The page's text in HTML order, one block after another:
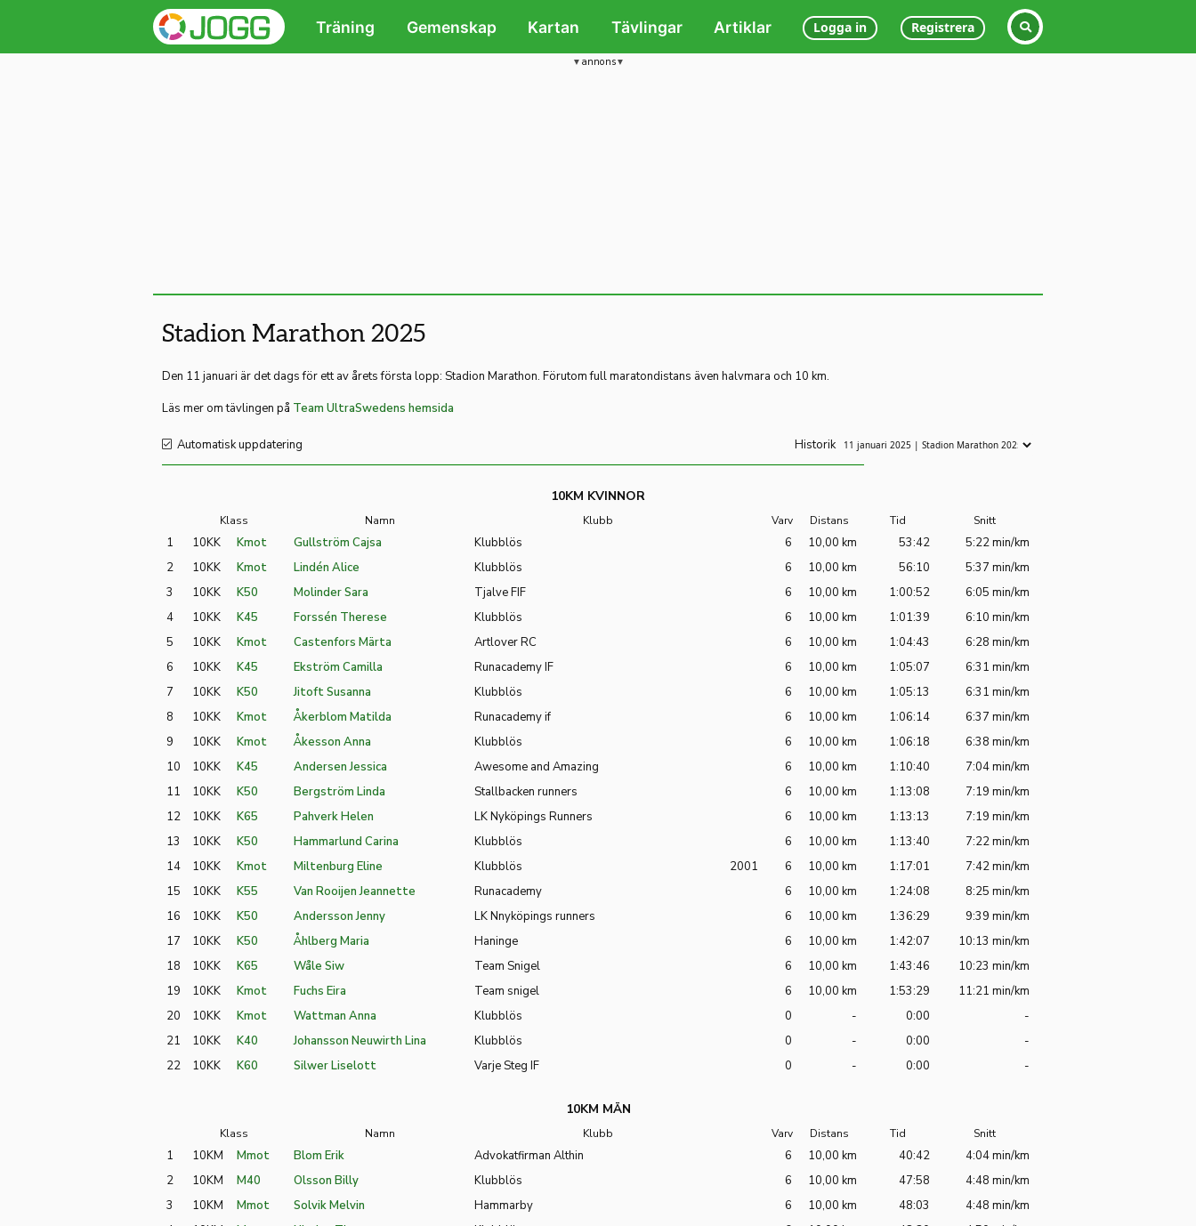
Träning Gemenskap Kartan Tävlingar Artiklar Logga in Registrera
annons
Stadion Marathon 2025
Den 11 januari är det dags för ett av årets första lopp: Stadion Marathon. Förutom full maratondistans även halvmara och 10 km.
Läs mer om tävlingen på Team UltraSwedens hemsida
Automatisk uppdatering Historik
10KM KVINNOR
Klass Namn Klubb Varv Distans Tid Snitt
1 10KK Kmot Gullström Cajsa Klubblös 6 10,00 km 53:42
5:22 min/km
2
10KK Kmot Lindén Alice Klubblös 6 10,00 km 56:10
5:37 min/km
3
10KK K50 Molinder Sara Tjalve FIF 6 10,00 km 1:00:52
6:05 min/km
4
10KK K45 Forssén Therese Klubblös 6 10,00 km 1:01:39
6:10 min/km
5
10KK Kmot Castenfors Märta Artlover RC 6 10,00 km 1:04:43
6:28 min/km
6
10KK K45 Ekström Camilla Runacademy IF 6 10,00 km 1:05:07
6:31 min/km
7
10KK K50 Jitoft Susanna Klubblös 6 10,00 km 1:05:13
6:31 min/km
8
10KK Kmot Åkerblom Matilda Runacademy if 6 10,00 km 1:06:14
6:37 min/km
9
10KK Kmot Åkesson Anna Klubblös 6 10,00 km 1:06:18
6:38 min/km
10
10KK K45 Andersen Jessica Awesome and Amazing 6 10,00 km 1:10:40
7:04 min/km
11
10KK K50 Bergström Linda Stallbacken runners 6 10,00 km 1:13:08
7:19 min/km
12
10KK K65 Pahverk Helen LK Nyköpings Runners 6 10,00 km 1:13:13
7:19 min/km
13
10KK K50 Hammarlund Carina Klubblös 6 10,00 km 1:13:40
7:22 min/km
14
10KK Kmot Miltenburg Eline Klubblös 2001 6 10,00 km 1:17:01
7:42 min/km
15
10KK K55 Van Rooijen Jeannette Runacademy 6 10,00 km 1:24:08
8:25 min/km
16
10KK K50 Andersson Jenny LK Nnyköpings runners 6 10,00 km 1:36:29
9:39 min/km
17
10KK K50 Åhlberg Maria Haninge 6 10,00 km 1:42:07
10:13 min/km
18
10KK K65 Wåle Siw Team Snigel 6 10,00 km 1:43:46
10:23 min/km
19
10KK Kmot Fuchs Eira Team snigel 6 10,00 km 1:53:29
11:21 min/km
20
10KK Kmot Wattman Anna Klubblös 0 - 0:00
-
21
10KK K40 Johansson Neuwirth Lina Klubblös 0 - 0:00
-
22
10KK K60 Silwer Liselott Varje Steg IF 0 - 0:00 -
10KM MÄN
Klass Namn Klubb Varv Distans Tid Snitt
1 10KM Mmot Blom Erik Advokatfirman Althin 6 10,00 km 40:42
4:04 min/km
2
10KM M40 Olsson Billy Klubblös 6 10,00 km 47:58
4:48 min/km
3
10KM Mmot Solvik Melvin Hammarby 6 10,00 km 48:03
4:48 min/km